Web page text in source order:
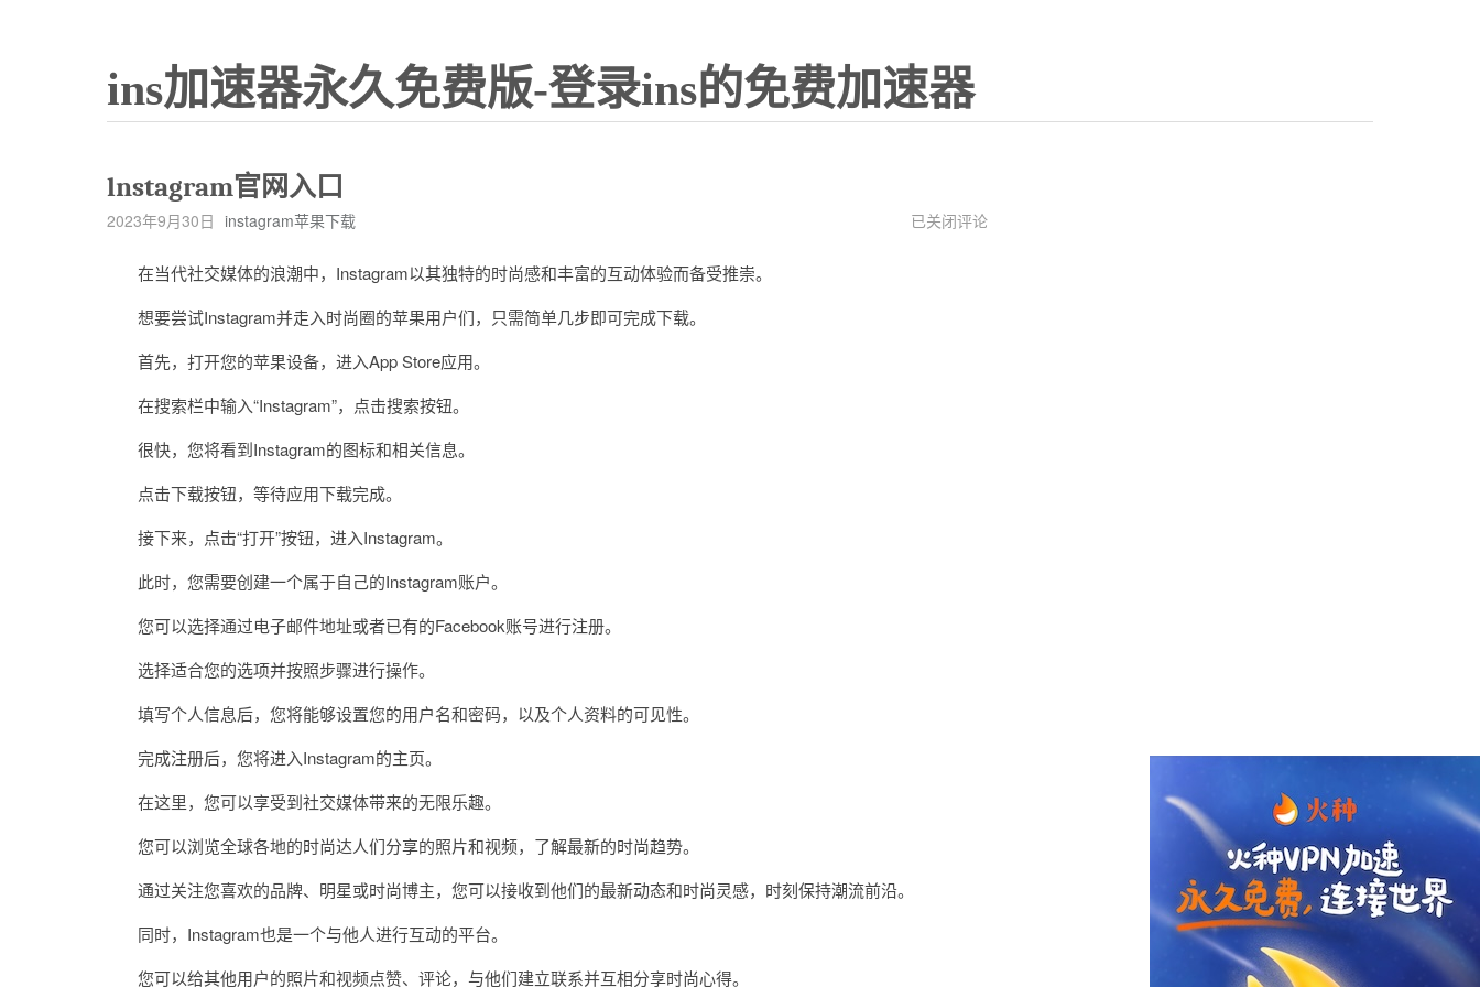
ins加速器永久免费版-登录ins的免费加速器
lnstagram官网入口
2023年9月30日 instagram苹果下载
lnstagram
已关闭评论
在当代社交媒体的浪潮中，Instagram以其独特的时尚感和丰富的互动体验而备受推崇。
想要尝试Instagram并走入时尚圈的苹果用户们，只需简单几步即可完成下载。
首先，打开您的苹果设备，进入App Store应用。
在搜索栏中输入“Instagram”，点击搜索按钮。
很快，您将看到Instagram的图标和相关信息。
点击下载按钮，等待应用下载完成。
接下来，点击“打开”按钮，进入Instagram。
此时，您需要创建一个属于自己的Instagram账户。
您可以选择通过电子邮件地址或者已有的Facebook账号进行注册。
选择适合您的选项并按照步骤进行操作。
填写个人信息后，您将能够设置您的用户名和密码，以及个人资料的可见性。
完成注册后，您将进入Instagram的主页。
在这里，您可以享受到社交媒体带来的无限乐趣。
您可以浏览全球各地的时尚达人们分享的照片和视频，了解最新的时尚趋势。
通过关注您喜欢的品牌、明星或时尚博主，您可以接收到他们的最新动态和时尚灵感，时刻保持潮流前沿。
同时，Instagram也是一个与他人进行互动的平台。
您可以给其他用户的照片和视频点赞、评论，与他们建立联系并互相分享时尚心得。